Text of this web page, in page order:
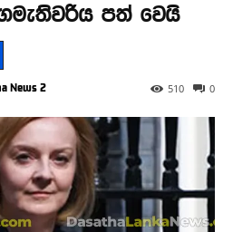
පත් වෙයි
News 2 0
510